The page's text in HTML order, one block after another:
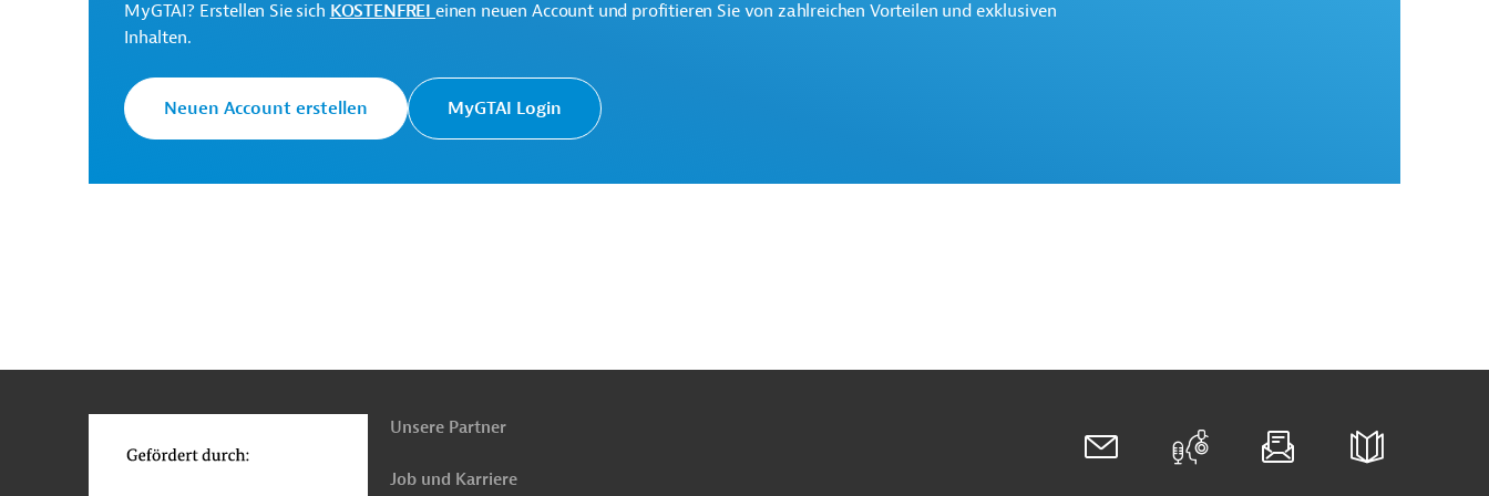
Ministry of Finance
(SEFIN)
Projektträger
Originaldokument:
Öffentliche Finanzen, Staatshaushalt
Banken, Kreditinstitute
Öffentliche Verwaltung und Regierung
MyGTAI? Erstellen Sie sich KOSTENFREI einen neuen Account und profitieren Sie von zahlreichen Vorteilen und exklusiven
Inhalten.
Neuen Account erstellen MyGTAI Login
oben
Unsere Partner
Job und Karriere